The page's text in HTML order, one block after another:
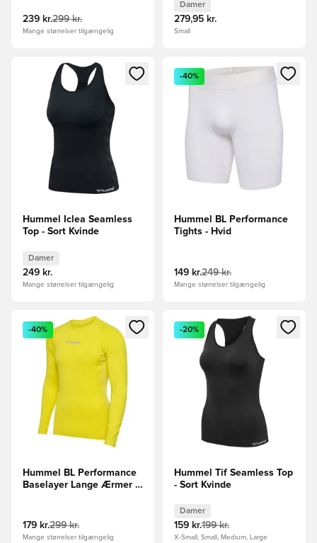
239 kr.299 kr.
Mange størrelser tilgængelig
Damer
279,95 kr.
Small
Åbner en Modal til at logge ind eller tilmelde dig som
Hummel Iclea Seamless
Top - Sort Kvinde
Damer
249 kr.
Mange størrelser tilgængelig
Åbner en Modal til at logge
-40%
Hummel BL Performance
Tights - Hvid
149 kr.249 kr.
Mange størrelser tilgængelig
Åbner en Modal til at logge ind eller tilmelde dig som
-40%
Hummel BL Performance
Baselayer Lange Ærmer -
179 kr.299 kr.
Mange størrelser tilgængelig
Åbner en Modal til at logge
-20%
Hummel Tif Seamless Top
- Sort Kvinde
Damer
159 kr.199 kr.
X-Small, Small, Medium, Large